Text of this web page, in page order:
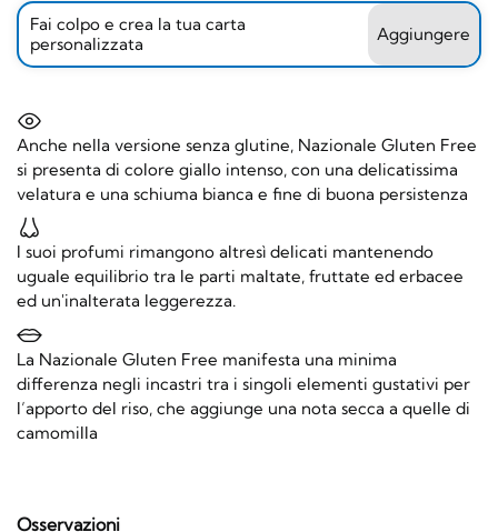
Fai colpo e crea la tua carta
personalizzata
Aggiungere
Anche nella versione senza glutine, Nazionale Gluten Free
si presenta di colore giallo intenso, con una delicatissima
velatura e una schiuma bianca e fine di buona persistenza
I suoi profumi rimangono altresì delicati mantenendo
uguale equilibrio tra le parti maltate, fruttate ed erbacee
ed un'inalterata leggerezza.
La Nazionale Gluten Free manifesta una minima
differenza negli incastri tra i singoli elementi gustativi per
l’apporto del riso, che aggiunge una nota secca a quelle di
camomilla
Osservazioni